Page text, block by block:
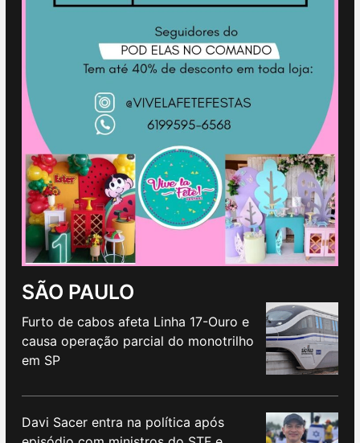
SÃO PAULO
Furto de cabos afeta Linha 17-Ouro e
causa operação parcial do monotrilho
em SP
Davi Sacer entra na política após